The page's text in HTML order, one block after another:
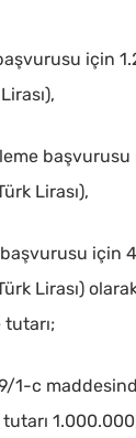
için
Lirası),
için
Lirası)
tutarı;
1-c